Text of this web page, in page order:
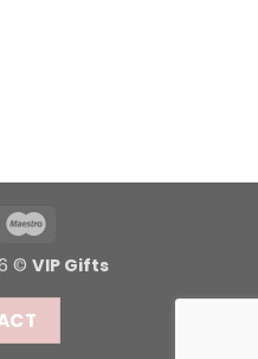
© VIP Gifts